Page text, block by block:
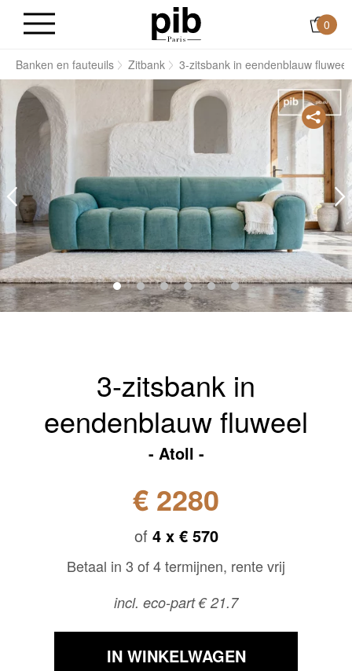
0
Banken en fauteuils Zitbank 3-zitsbank in eendenblauw
3-zitsbank in
eendenblauw fluweel
Atoll
€ 2280
of4 x € 570
Betaal in 3 of 4 termijnen, rente vrij
incl. eco-part € 21.7
IN WINKELWAGEN